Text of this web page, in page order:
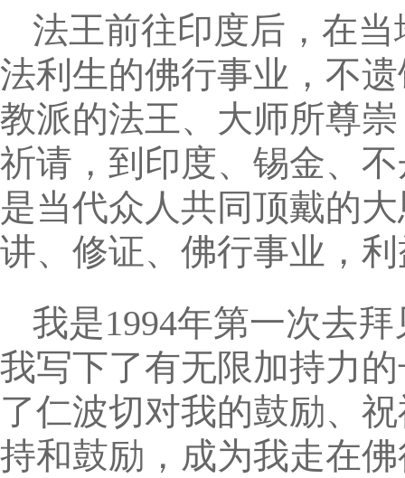
法王前往印度后，在
法利生的佛行事业，不
教派的法王、大师所尊
祈请，到印度、锡金、
是当代众人共同顶戴的
讲、修证、佛行事业，
我是1994年第一次去
我写下了有无限加持力
了仁波切对我的鼓励、
持和鼓励，成为我走在